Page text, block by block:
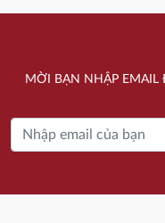
2.280.000 ₫.
MỜI BẠN NHẬP EMAIL